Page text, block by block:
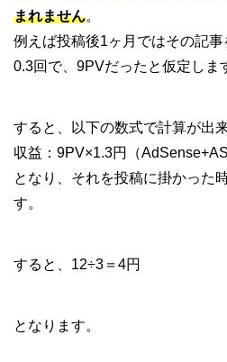
まれません。
例えば投稿後1ヶ月ではその記
0.3回で、9PVだったと仮定しま
すると、以下の数式で計算が出来
収益：9PV×1.3円（
となり、それを投稿に掛かった
す。
すると、12÷3＝4円
となります。